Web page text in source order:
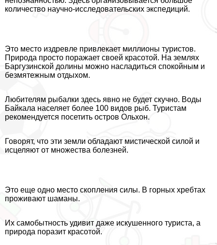
количество научно-исследовательских экспедиций.
Это место издревле привлекает миллионы туристов.
Природа просто поражает своей красотой. На землях
Баргузинской долины можно насладиться спокойным и
безмятежным отдыхом.
Любителям рыбалки здесь явно не будет скучно. Воды
Байкала населяет более 100 видов рыб. Туристам
рекомендуется посетить остров Ольхон.
Говорят, что эти земли обладают мистической силой и
исцеляют от множества болезней.
Это еще одно место скопления силы. В горных хребтах
проживают шаманы.
Их самобытность удивит даже искушенного туриста, а
природа поразит красотой.